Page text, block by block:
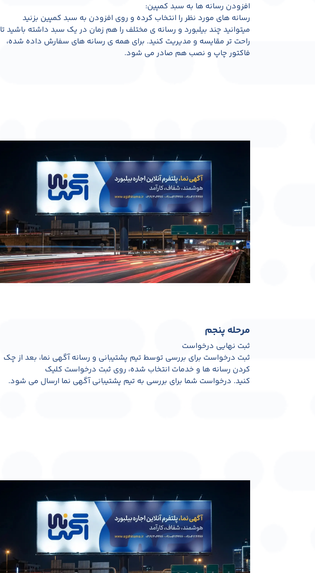
افزودن رسانه ها به سبد کمپین:
رسانه های مورد نظر را انتخاب کرده و روی افزودن به سبد کمپین بزنید
میتوانید چند بیلبورد و رسانه ی مختلف را هم زمان در یک سبد داشته باشید تا
راحت تر مقایسه و مدیریت کنید. برای همه ی رسانه های سفارش داده شده،
فاکتور چاپ و نصب هم صادر می شود.
مرحله پنجم
ثبت نهایی درخواست
ثبت درخواست برای بررسی توسط تیم پشتیبانی و رسانه آگهی نما، بعد از چک
کردن رسانه ها و خدمات انتخاب شده، روی ثبت درخواست کلیک
کنید. درخواست شما برای بررسی به تیم پشتیبانی آگهی نما ارسال می شود.